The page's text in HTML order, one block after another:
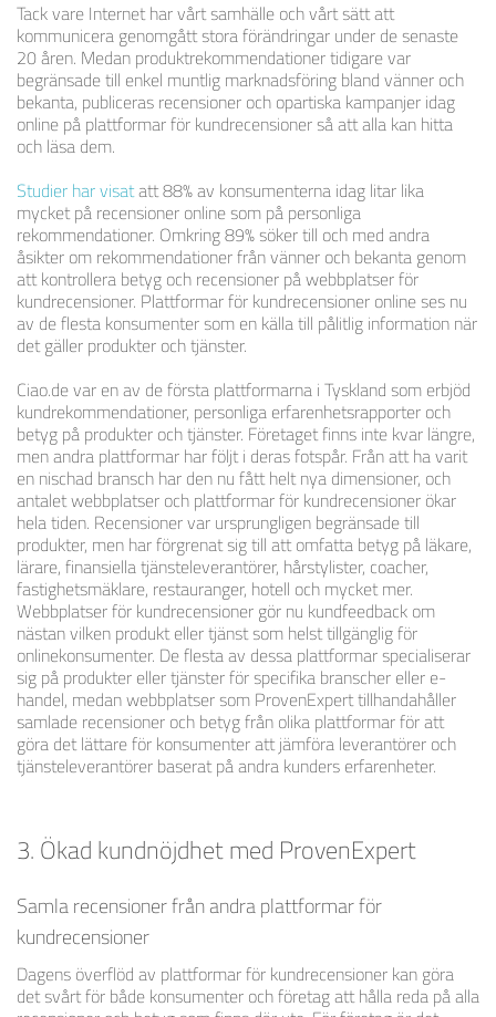
Tack vare Internet har vårt samhälle och vårt sätt att
kommunicera genomgått stora förändringar under de senaste
20 åren. Medan produktrekommendationer tidigare var
begränsade till enkel muntlig marknadsföring bland vänner och
bekanta, publiceras recensioner och opartiska kampanjer idag
online på plattformar för kundrecensioner så att alla kan hitta
och läsa dem.
Studier har visatatt 88% av konsumenterna idag litar lika
mycket på recensioner online som på personliga
rekommendationer. Omkring 89% söker till och med andra
åsikter om rekommendationer från vänner och bekanta genom
att kontrollera betyg och recensioner på webbplatser för
kundrecensioner. Plattformar för kundrecensioner online ses nu
av de flesta konsumenter som en källa till pålitlig information när
det gäller produkter och tjänster.
Ciao.de var en av de första plattformarna i Tyskland som erbjöd
kundrekommendationer, personliga erfarenhetsrapporter och
betyg på produkter och tjänster. Företaget finns inte kvar längre,
men andra plattformar har följt i deras fotspår. Från att ha varit
en nischad bransch har den nu fått helt nya dimensioner, och
antalet webbplatser och plattformar för kundrecensioner ökar
hela tiden. Recensioner var ursprungligen begränsade till
produkter, men har förgrenat sig till att omfatta betyg på läkare,
lärare, finansiella tjänsteleverantörer, hårstylister, coacher,
fastighetsmäklare, restauranger, hotell och mycket mer.
Webbplatser för kundrecensioner gör nu kundfeedback om
nästan vilken produkt eller tjänst som helst tillgänglig för
onlinekonsumenter. De flesta av dessa plattformar specialiserar
sig på produkter eller tjänster för specifika branscher eller e-
handel, medan webbplatser som ProvenExpert tillhandahåller
samlade recensioner och betyg från olika plattformar för att
göra det lättare för konsumenter att jämföra leverantörer och
tjänsteleverantörer baserat på andra kunders erfarenheter.
3. Ökad kundnöjdhet med ProvenExpert
Samla recensioner från andra plattformar för
kundrecensioner
Dagens överflöd av plattformar för kundrecensioner kan göra
det svårt för både konsumenter och företag att hålla reda på alla